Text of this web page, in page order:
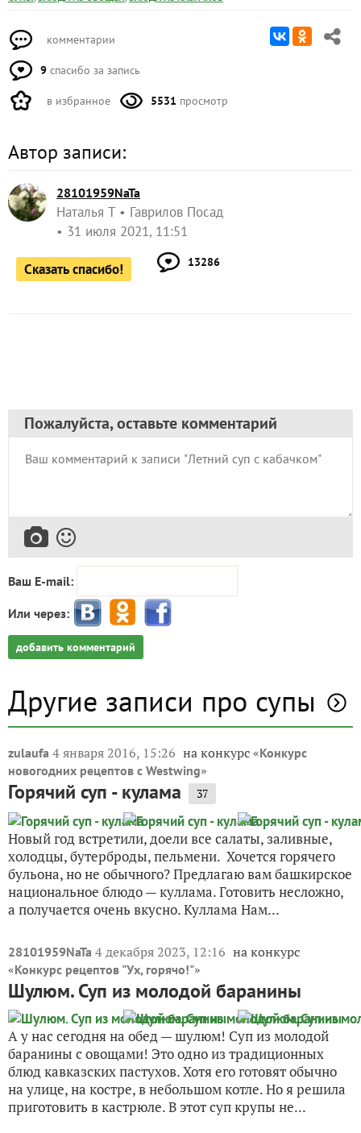
9 спасибо за запись
в избранное 5531
Автор записи:
28101959NaTa
Наталья Т
Гаврилов Посад
31 июля 2021, 11:51
Сказать спасибо! 13286
Пожалуйста, оставьте комментарий
Ваш E-mail:
Или через:
добавить комментарий
Другие записи про супы
zulaufa 4 января 2016, 15:26 на конкурс «Конкурс
новогодних рецептов с Westwing »
Горячий суп - кулама 37
Новый год встретили, доели все салаты, заливные,
холодцы, бутерброды, пельмени. Хочется горячего
бульона, но не обычного? Предлагаю вам башкирское
национальное блюдо — куллама. Готовить несложно,
а получается очень вкусно. Куллама Нам...
28101959NaTa 4 декабря 2023, 12:16 на конкурс
«Конкурс рецептов "Ух, горячо!"»
Шулюм. Суп из молодой баранины
А у нас сегодня на обед — шулюм! Суп из молодой
баранины с овощами! Это одно из традиционных
блюд кавказских пастухов. Хотя его готовят обычно
на улице, на костре, в небольшом котле. Но я решила
приготовить в кастрюле. В этот суп крупы не...